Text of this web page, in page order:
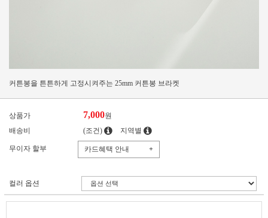
커튼봉을 튼튼하게 고정시켜주는 25mm 커튼봉 브라켓
상품가 7,000원
배송비
(조건) 지역별
무이자 할부 카드혜택 안내 +
컬러 옵션